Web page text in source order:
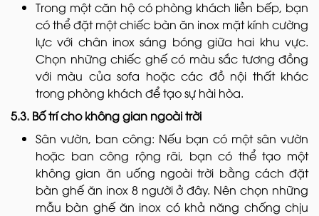
Trong một căn hộ có phòng khách liền bếp, bạn
có thể đặt một chiếc bàn ăn inox mặt kính cường
lực với chân inox sáng bóng giữa hai khu vực.
Chọn những chiếc ghế có màu sắc tương đồng
với màu của sofa hoặc các đồ nội thất khác
trong phòng khách để tạo sự hài hòa.
5.3. Bố trí cho không gian ngoài trời
Sân vườn, ban công: Nếu bạn có một sân vườn
hoặc ban công rộng rãi, bạn có thể tạo một
không gian ăn uống ngoài trời bằng cách đặt
bàn ghế ăn inox 8 người ở đây. Nên chọn những
mẫu bàn ghế ăn inox có khả năng chống chịu